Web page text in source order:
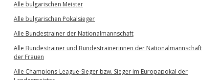
Alle bulgarischen Meister
Alle bulgarischen Pokalsieger
Alle Bundestrainer der Nationalmannschaft
Alle Bundestrainer und Bundestrainerinnen der Nationalmannschaft
der Frauen
Alle Champions-League-Sieger bzw. Sieger im Europapokal der